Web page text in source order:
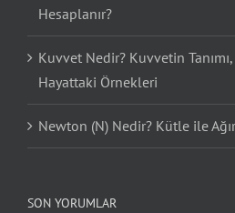
Hesaplanır?
Kuvvet Nedir? Kuvvetin
Hayattaki Örnekleri
Newton (N) Nedir? Kütle ile
SON YORUMLAR